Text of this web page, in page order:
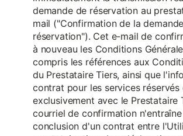
demande de réservation au
mail ("Confirmation de la
réservation"). Cet e-mail de
à nouveau les Conditions
compris les références aux
du Prestataire Tiers, ainsi que
contrat pour les services réservés
exclusivement avec le Prestataire
courriel de confirmation
conclusion d'un contrat entre